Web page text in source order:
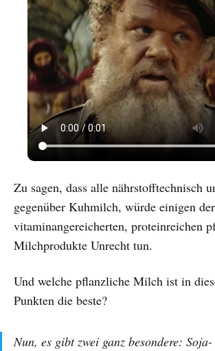
Zu sagen, dass alle nährstofftechnisch
gegenüber Kuhmilch, würde einigen der
vitaminangereicherten, proteinreichen
Milchprodukte Unrecht tun.
Und welche pflanzliche Milch ist in
Punkten die beste?
Nun, es gibt zwei ganz besondere: